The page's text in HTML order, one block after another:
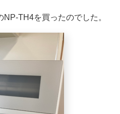
TH4を買ったのでした。